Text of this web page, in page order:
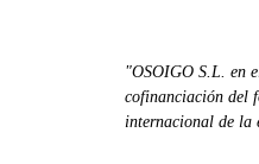
"OSOIGO S.L. en
cofinanciación del
internacional de la